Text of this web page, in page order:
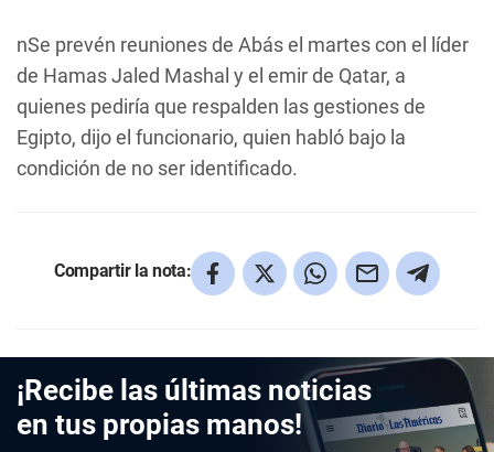
nSe prevén reuniones de Abás el martes con el líder
de Hamas Jaled Mashal y el emir de Qatar, a
quienes pediría que respalden las gestiones de
Egipto, dijo el funcionario, quien habló bajo la
condición de no ser identificado.
Compartir la nota:
¡Recibe las últimas noticias
en tus propias manos!